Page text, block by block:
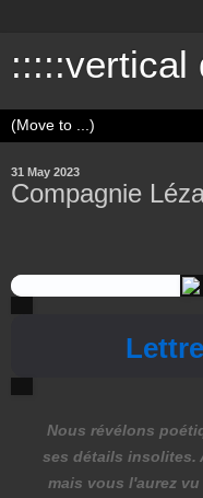
:::::vertical
31 May 2023
Compagnie
Nous révélons
ses détails insolites.
mais vous l'aurez